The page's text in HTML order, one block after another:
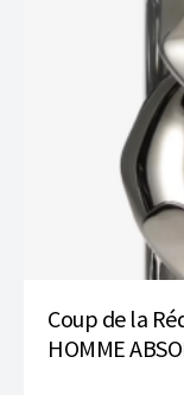
Coup de la
HOMME